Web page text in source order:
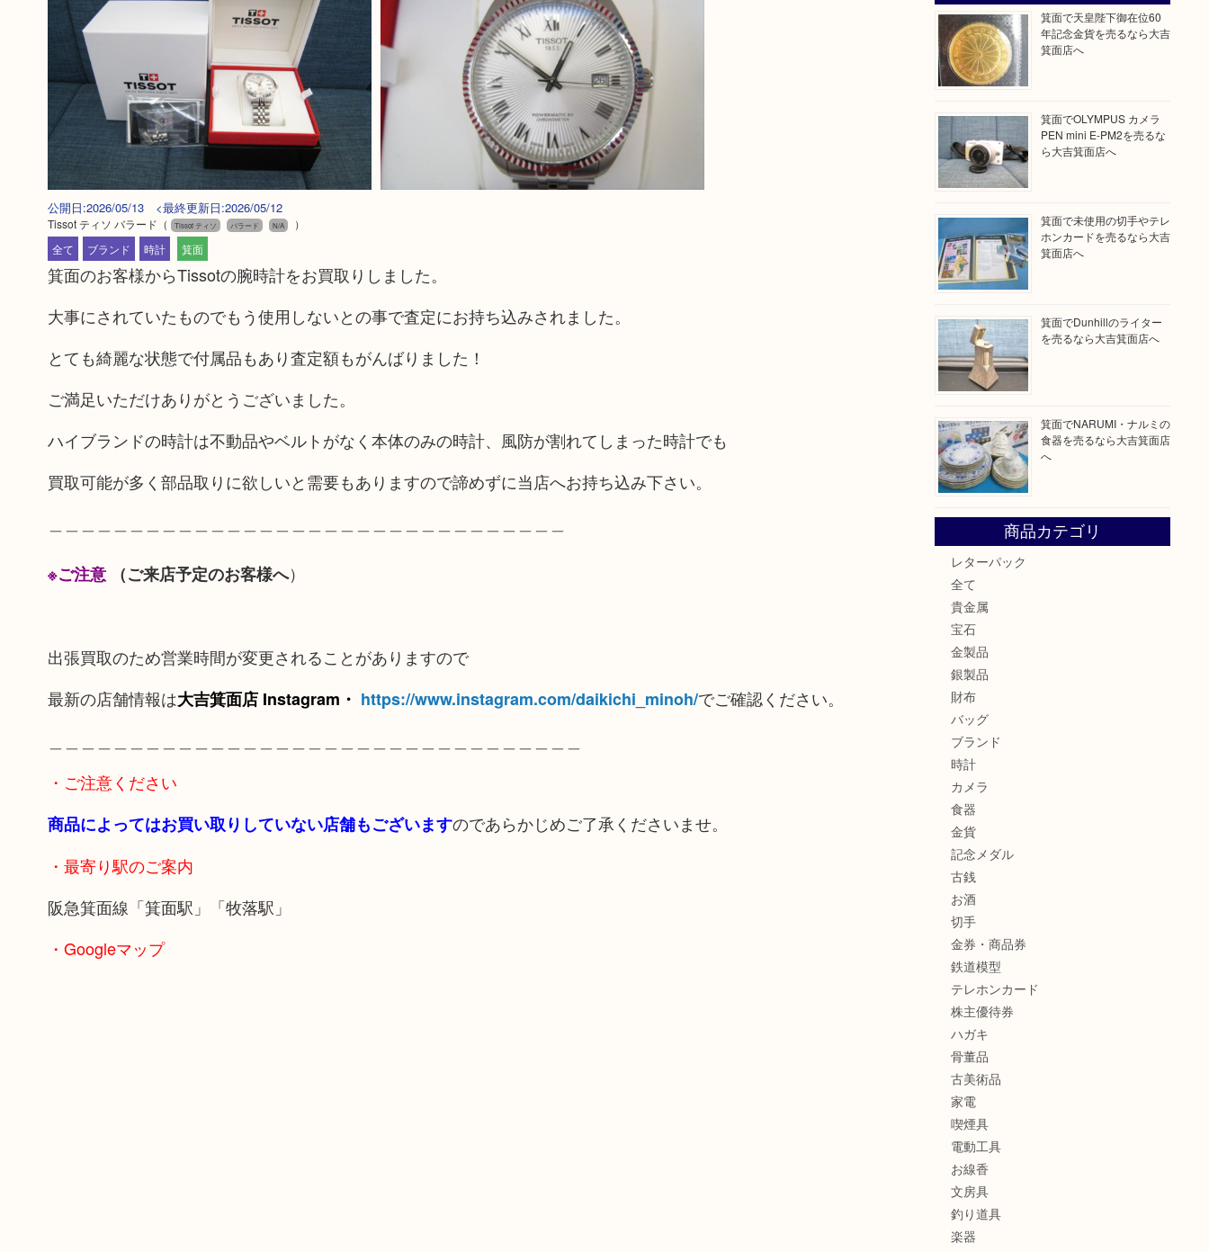
公開日:2026/05/13 <最終更新日:2026/05/12
Tissot ティソ バラード （ Tissot ティソ バラード N/A
）
全て
ブランド 時計 箕面
箕面のお客様からTissotの腕時計をお買取りしました。
大事にされていたものでもう使用しないとの事で査定にお持ち込みされました。
とても綺麗な状態で付属品もあり査定額もがんばりました！
ご満足いただけありがとうございました。
ハイブランドの時計は不動品やベルトがなく本体のみの時計、風防が割れてしまった時計でも
買取可能が多く部品取りに欲しいと需要もありますので諦めずに当店へお持ち込み下さい。
※ご注意（ご来店予定のお客様へ）
出張買取のため営業時間が変更されることがありますので
最新の店舗情報は大吉箕面店 Instagram・ https://www.instagram.com/daikichi_minoh/でご確認ください。
・ご注意ください
商品によってはお買い取りしていない店舗もございますのであらかじめご了承くださいませ。
・最寄り駅のご案内
阪急箕面線「箕面駅」「牧落駅」
・Googleマップ
箕面で天皇陛下御在位60
年記念金貨を売るなら大吉
箕面店へ
箕面でOLYMPUS カメラ
PEN mini E-PM2を売るな
ら大吉箕面店へ
箕面で未使用の切手やテレ
ホンカードを売るなら大吉
箕面店へ
箕面でDunhillのライター
を売るなら大吉箕面店へ
箕面でNARUMI・ナルミの
食器を売るなら大吉箕面店
へ
商品カテゴリ
レターパック
全て
貴金属
宝石
金製品
銀製品
財布
バッグ
ブランド
時計
カメラ
食器
金貨
記念メダル
古銭
お酒
切手
金券・商品券
鉄道模型
テレホンカード
株主優待券
ハガキ
骨董品
古美術品
家電
喫煙具
電動工具
お線香
文房具
釣り道具
楽器